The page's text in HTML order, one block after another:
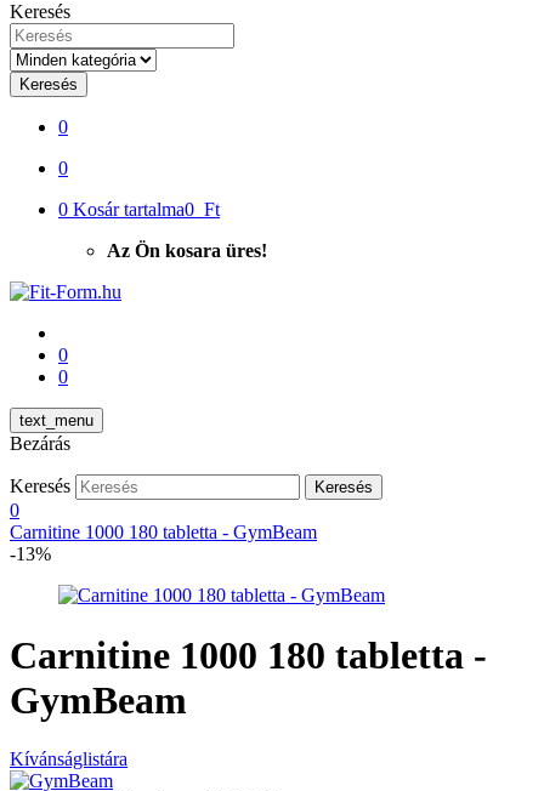
Keresés
Keresés
0
0
0 Kosár tartalma0 Ft
Az Ön kosara üres!
0
0
text_menu
Bezárás
Keresés Keresés
0
Carnitine 1000 180 tabletta - GymBeam
-13%
Carnitine 1000 180 tabletta -
GymBeam
Kívánságlistára